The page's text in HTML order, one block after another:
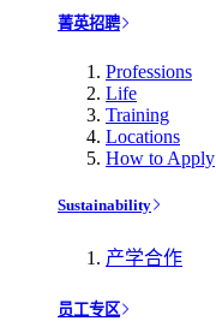
菁英招聘
Professions
Life
Training
Locations
How to Apply
Sustainability
产学合作
员工专区